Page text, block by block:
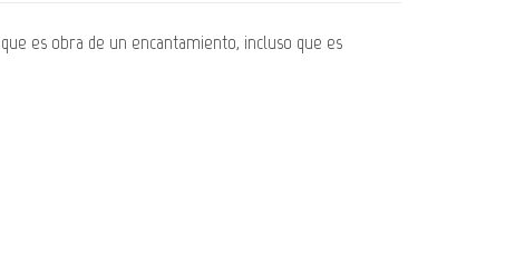
es obra de un encantamiento, incluso que es